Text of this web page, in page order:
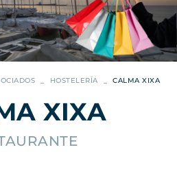
HOSTELERÍA CALMA XIXA
XIXA